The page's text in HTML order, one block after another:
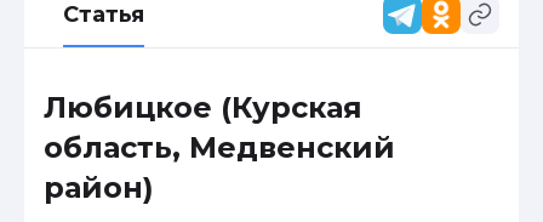
Статья
Любицкое (Курская
область, Медвенский
район)